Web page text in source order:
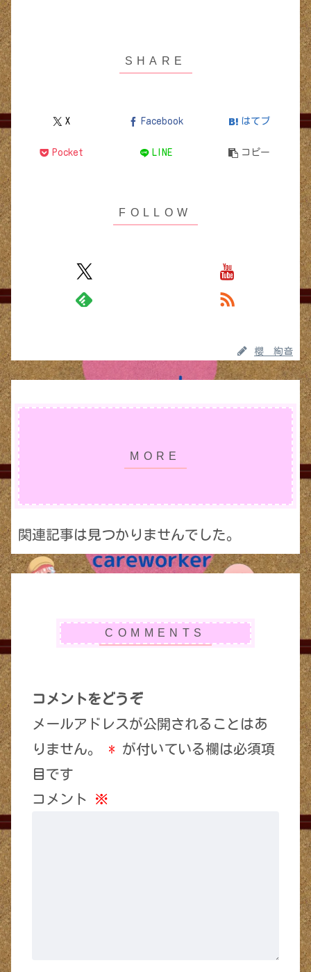
X Facebook はてブ
Pocket LINE コピー
櫻 絢音
関連記事は見つかりませんでした。
コメントをどうぞ
メールアドレスが公開されることはあ
りません。
* が付いている欄は必須項
目です
コメント ※